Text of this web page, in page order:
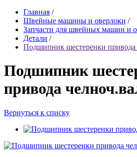
Главная /
Швейные машины и оверлоки /
Запчасти для швейных машин и
Детали /
Подшипник шестеренки привода
Подшипник
привода
Вернуться к списку